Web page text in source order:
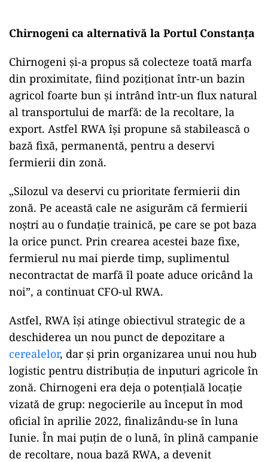
Chirnogeni ca alternativă la Portul Constanța
Chirnogeni și-a propus să colecteze toată marfa
din proximitate, fiind poziționat într-un bazin
agricol foarte bun și intrând într-un flux natural
al transportului de marfă: de la recoltare, la
export. Astfel RWA își propune să stabilească o
bază fixă, permanentă, pentru a deservi
fermierii din zonă.
„Silozul va deservi cu prioritate fermierii din
zonă. Pe această cale ne asigurăm că fermierii
noștri au o fundație trainică, pe care se pot baza
la orice punct. Prin crearea acestei baze fixe,
fermierul nu mai pierde timp, suplimentul
necontractat de marfă îl poate aduce oricând la
noi”, a continuat CFO-ul RWA.
Astfel, RWA își atinge obiectivul strategic de a
deschiderea un nou punct de depozitare a
cerealelor, dar și prin organizarea unui nou hub
logistic pentru distribuția de inputuri agricole în
zonă. Chirnogeni era deja o potențială locație
vizată de grup: negocierile au început în mod
oficial în aprilie 2022, finalizându-se în luna
Iunie. În mai puțin de o lună, în plină campanie
de recoltare, noua bază RWA, a devenit